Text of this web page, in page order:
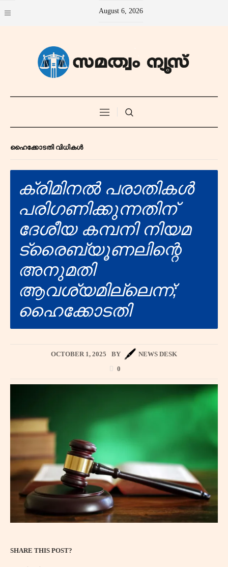
August 6, 2026
ഹൈക്കോടതി വിധികൾ
ക്രിമിനൽ പരാതികൾ
പരിഗണിക്കുന്നതിന്
ദേശീയ കമ്പനി നിയമ
ട്രൈബ്യൂണലിന്റെ
അനുമതി
ആവശ്യമില്ലെന്ന്;
ഹൈക്കോടതി
OCTOBER 1, 2025 BY
NEWS DESK
0
SHARE THIS POST?